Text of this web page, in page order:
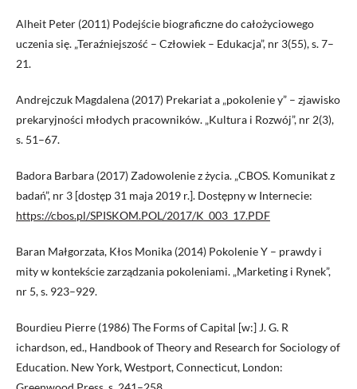
Alheit Peter (2011) Podejście biograficzne do całożyciowego
uczenia się. „Teraźniejszość – Człowiek – Edukacja”, nr 3(55), s. 7–
21.
Andrejczuk Magdalena (2017) Prekariat a „pokolenie y” – zjawisko
prekaryjności młodych pracowników. „Kultura i Rozwój”, nr 2(3),
s. 51–67.
Badora Barbara (2017) Zadowolenie z życia. „CBOS. Komunikat z
badań”, nr 3 [dostęp 31 maja 2019 r.]. Dostępny w Internecie:
https://cbos.pl/SPISKOM.POL/2017/K_003_17.PDF
Baran Małgorzata, Kłos Monika (2014) Pokolenie Y – prawdy i
mity w kontekście zarządzania pokoleniami. „Marketing i Rynek”,
nr 5, s. 923–929.
Bourdieu Pierre (1986) The Forms of Capital [w:] J. G. R
ichardson, ed., Handbook of Theory and Research for Sociology of
Education. New York, Westport, Connecticut, London: